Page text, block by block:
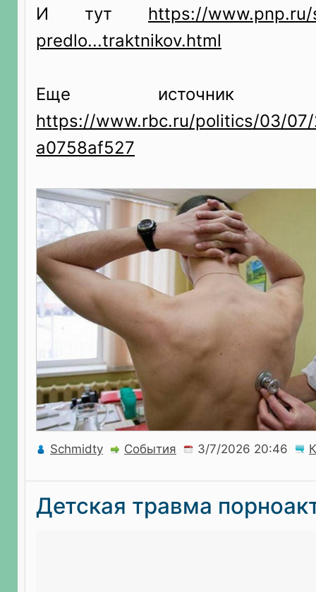
И тут https://
predlo...traktnikov.html
Еще
https://www.rbc.ru/politics/03/
a0758af527
Schmidty События
Детская травма